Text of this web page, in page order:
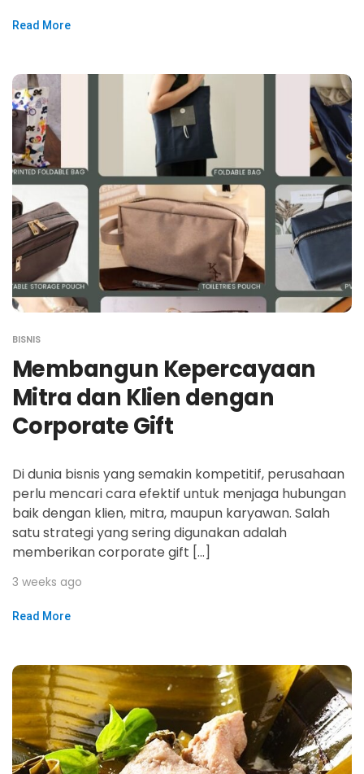
Read More
BISNIS
Membangun Kepercayaan
Mitra dan Klien dengan
Corporate Gift
Di dunia bisnis yang semakin kompetitif, perusahaan
perlu mencari cara efektif untuk menjaga hubungan
baik dengan klien, mitra, maupun karyawan. Salah
satu strategi yang sering digunakan adalah
memberikan corporate gift […]
3 weeks ago
Read More